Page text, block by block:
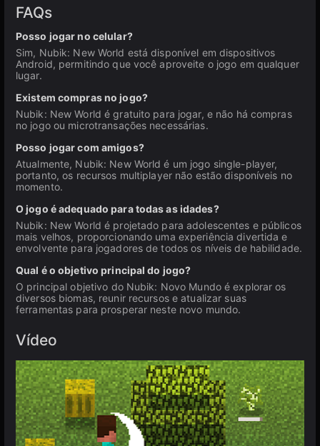
FAQs
Posso jogar no celular?
Sim, Nubik: New World está disponível em dispositivos
Android, permitindo que você aproveite o jogo em qualquer
lugar.
Existem compras no jogo?
Nubik: New World é gratuito para jogar, e não há compras
no jogo ou microtransações necessárias.
Posso jogar com amigos?
Atualmente, Nubik: New World é um jogo single-player,
portanto, os recursos multiplayer não estão disponíveis no
momento.
O jogo é adequado para todas as idades?
Nubik: New World é projetado para adolescentes e públicos
mais velhos, proporcionando uma experiência divertida e
envolvente para jogadores de todos os níveis de habilidade.
Qual é o objetivo principal do jogo?
O principal objetivo do Nubik: Novo Mundo é explorar os
diversos biomas, reunir recursos e atualizar suas
ferramentas para prosperar neste novo mundo.
Vídeo